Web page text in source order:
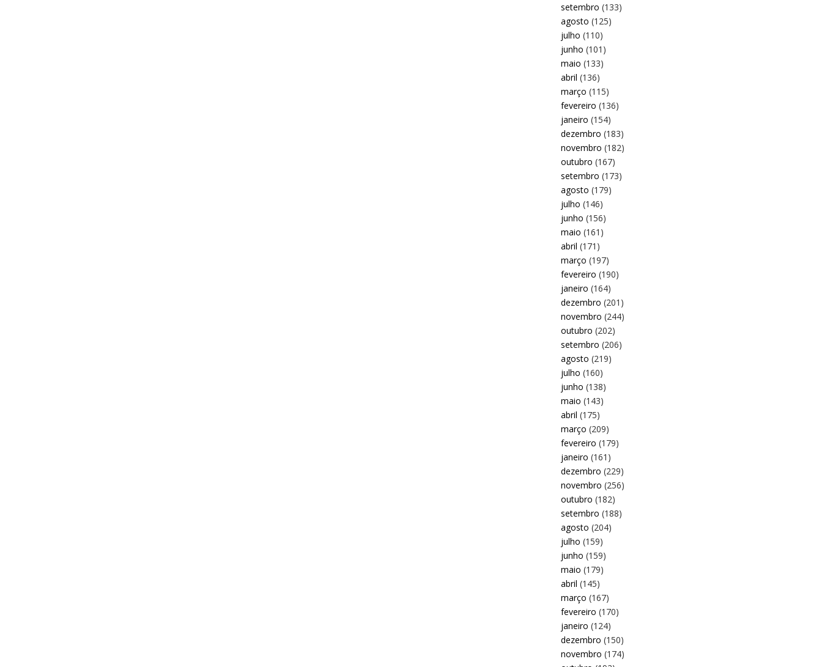
setembro (133)
agosto (125)
julho (110)
junho (101)
maio (133)
abril (136)
março (115)
fevereiro (136)
janeiro (154)
dezembro (183)
novembro (182)
outubro (167)
setembro (173)
agosto (179)
julho (146)
junho (156)
maio (161)
abril (171)
março (197)
fevereiro (190)
janeiro (164)
dezembro (201)
novembro (244)
outubro (202)
setembro (206)
agosto (219)
julho (160)
junho (138)
maio (143)
abril (175)
março (209)
fevereiro (179)
janeiro (161)
dezembro (229)
novembro (256)
outubro (182)
setembro (188)
agosto (204)
julho (159)
junho (159)
maio (179)
abril (145)
março (167)
fevereiro (170)
janeiro (124)
dezembro (150)
novembro (174)